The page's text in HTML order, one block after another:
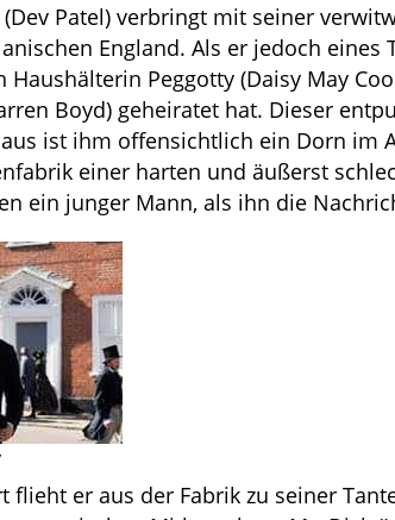
Patel) verbringt mit seiner
England. Als er jedoch
Haushälterin Peggotty (Daisy May
Boyd) geheiratet hat. Dieser
ist ihm offensichtlich ein Dorn im
einer harten und äußerst
ein junger Mann, als ihn die
flieht er aus der Fabrik zu seiner